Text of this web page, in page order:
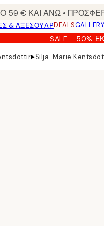
€ ΚΑΙ ΑΝΩ •
& ΑΞΕΣΟΥΆΡDEALS
SALE - 50%
▸Silja-Marie